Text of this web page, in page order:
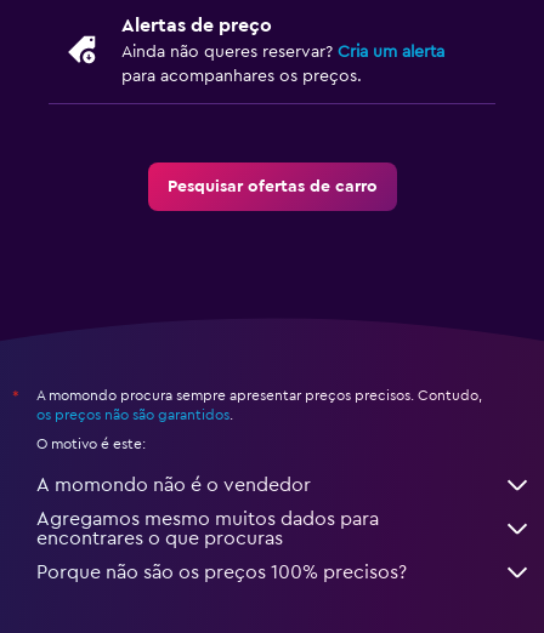
Alertas de preço
Ainda não queres reservar? Cria um alerta
para acompanhares os preços.
Pesquisar ofertas de carro
*
A momondo procura sempre apresentar preços precisos. Contudo,
os preços não são garantidos.
O motivo é este:
A momondo não é o vendedor
Agregamos mesmo muitos dados para
encontrares o que procuras
Porque não são os preços 100% precisos?